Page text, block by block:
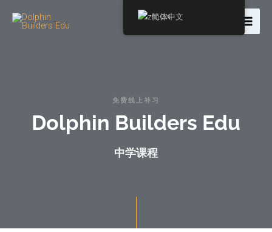
免费线上补习
Dolphin Builders Edu
中学课程
简体中文